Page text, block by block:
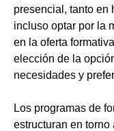
presencial, tanto en
incluso optar por la
en la oferta
elección de la
necesidades y
Los programas de
estructuran en